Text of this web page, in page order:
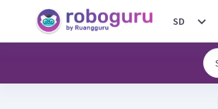
SD